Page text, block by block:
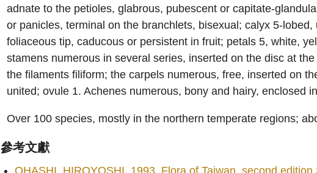
adnate to the petioles, glabrous, pubescent or capitate-
or panicles, terminal on the branchlets, bisexual; calyx 5-
foliaceous tip, caducous or persistent in fruit; petals 5, white,
stamens numerous in several series, inserted on the disc at
the filaments filiform; the carpels numerous, free, inserted on
united; ovule 1. Achenes numerous, bony and hairy, enclosed
Over 100 species, mostly in the northern temperate regions;
參考文獻
OHASHI, HIROYOSHI. 1993. Flora of Taiwan, second edition